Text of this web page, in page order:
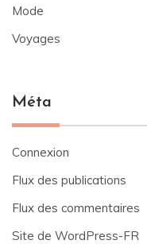
Mode
Voyages
Méta
Connexion
Flux des publications
Flux des commentaires
Site de WordPress-FR